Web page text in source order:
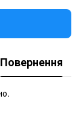
Повернення